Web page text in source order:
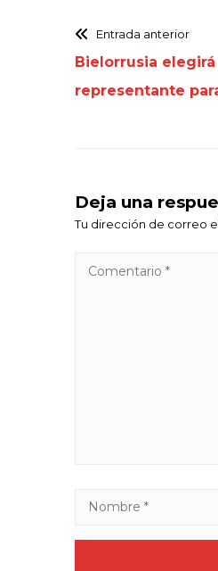
Entrada anterior
Bielorrusia
representante
Deja una
Tu dirección de correo